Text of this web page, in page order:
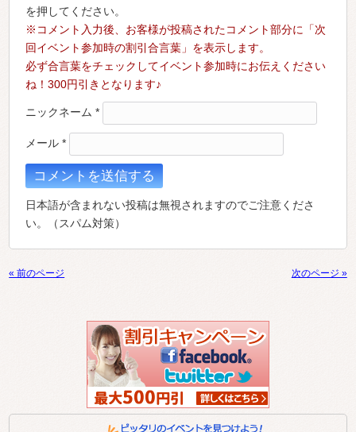
を押してください。
※コメント入力後、お客様が投稿されたコメント部分に「次
回イベント参加時の割引合言葉」を表示します。
必ず合言葉をチェックしてイベント参加時にお伝えください
ね！300円引きとなります♪
ニックネーム*
メール*
日本語が含まれない投稿は無視されますのでご注意くださ
い。（スパム対策）
« 前のページ 次のページ »